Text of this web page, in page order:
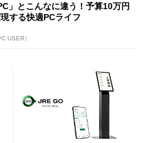
」とこんなに違う！予算10万円
する快適PCライフ
USER）